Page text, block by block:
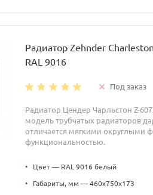
Радиатор Zehnder
RAL 9016
Под заказ
Радиатор Цендер Чарльстон Z-
модель трубчатых радиаторов
отличается мягкими округлыми
функциональностью.
• Цвет — RAL 9016 белый
• Габариты, мм — 460x750x173